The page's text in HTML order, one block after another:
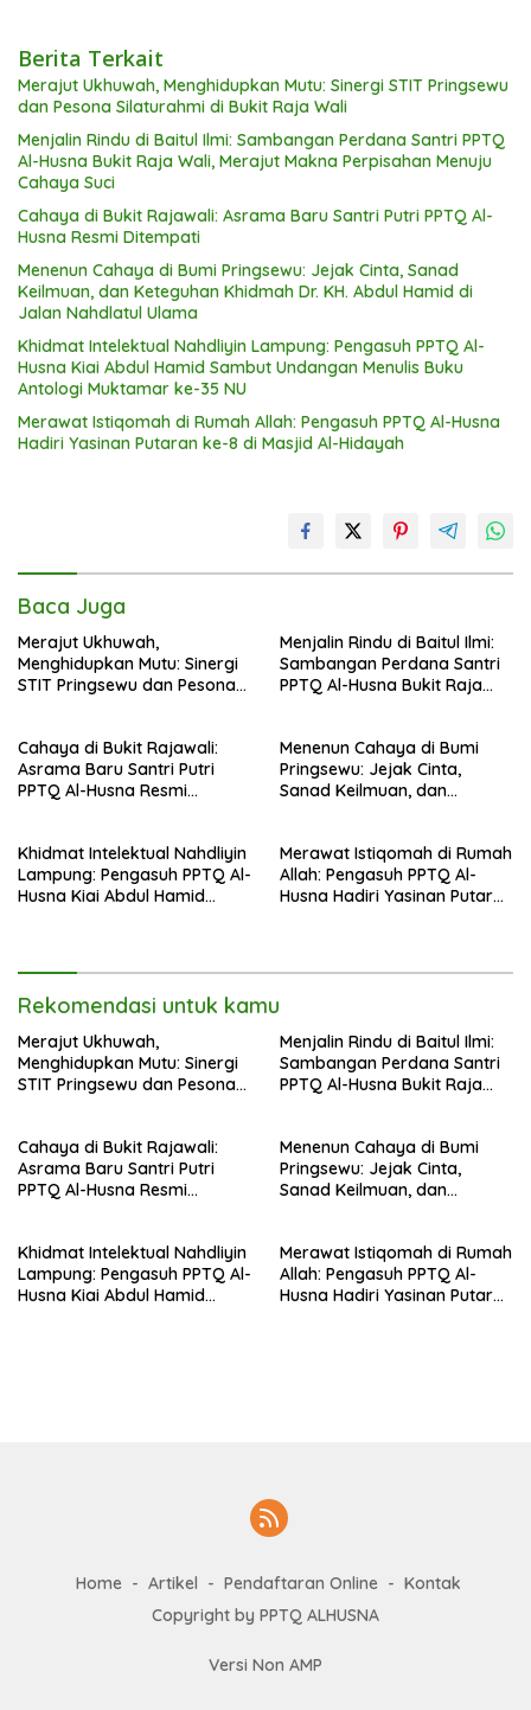
Berita Terkait
Merajut Ukhuwah, Menghidupkan Mutu: Sinergi STIT Pringsewu
dan Pesona Silaturahmi di Bukit Raja Wali
Menjalin Rindu di Baitul Ilmi: Sambangan Perdana Santri PPTQ
Al-Husna Bukit Raja Wali, Merajut Makna Perpisahan Menuju
Cahaya Suci
Cahaya di Bukit Rajawali: Asrama Baru Santri Putri PPTQ Al-
Husna Resmi Ditempati
Menenun Cahaya di Bumi Pringsewu: Jejak Cinta, Sanad
Keilmuan, dan Keteguhan Khidmah Dr. KH. Abdul Hamid di
Jalan Nahdlatul Ulama
Khidmat Intelektual Nahdliyin Lampung: Pengasuh PPTQ Al-
Husna Kiai Abdul Hamid Sambut Undangan Menulis Buku
Antologi Muktamar ke-35 NU
Merawat Istiqomah di Rumah Allah: Pengasuh PPTQ Al-Husna
Hadiri Yasinan Putaran ke-8 di Masjid Al-Hidayah
Baca Juga
Merajut Ukhuwah,
Menghidupkan Mutu: Sinergi
STIT Pringsewu dan Pesona
Menjalin Rindu di Baitul Ilmi:
Sambangan Perdana Santri
PPTQ Al-Husna Bukit Raja
Suci
Cahaya di Bukit Rajawali:
Asrama Baru Santri Putri
PPTQ Al-Husna Resmi
Menenun Cahaya di Bumi
Pringsewu: Jejak Cinta,
Sanad Keilmuan, dan
Nahdlatul Ulama
Khidmat Intelektual Nahdliyin
Lampung: Pengasuh PPTQ Al-
Husna Kiai Abdul Hamid
Merawat Istiqomah di Rumah
Allah: Pengasuh PPTQ Al-
Husna Hadiri Yasinan Putaran
Rekomendasi untuk kamu
Merajut Ukhuwah,
Menghidupkan Mutu: Sinergi
STIT Pringsewu dan Pesona
Menjalin Rindu di Baitul Ilmi:
Sambangan Perdana Santri
PPTQ Al-Husna Bukit Raja
Suci
Cahaya di Bukit Rajawali:
Asrama Baru Santri Putri
PPTQ Al-Husna Resmi
Menenun Cahaya di Bumi
Pringsewu: Jejak Cinta,
Sanad Keilmuan, dan
Nahdlatul Ulama
Khidmat Intelektual Nahdliyin
Lampung: Pengasuh PPTQ Al-
Husna Kiai Abdul Hamid
Merawat Istiqomah di Rumah
Allah: Pengasuh PPTQ Al-
Husna Hadiri Yasinan Putaran
Home Artikel Pendaftaran Online
Kontak
Copyright by PPTQ ALHUSNA
Versi Non AMP